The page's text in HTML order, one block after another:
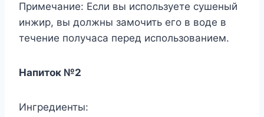
Примечание: Если вы используете сушеный
инжир, вы должны замочить его в воде в
течение получаса перед использованием.
Напиток №2
Ингредиенты: